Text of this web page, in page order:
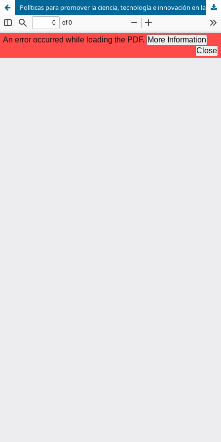
Políticas para promover la ciencia, tecnología e innovación en la era digital